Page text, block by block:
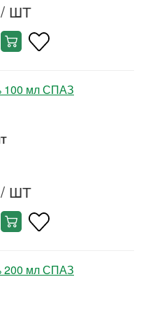
/ ШТ
100 мл СПАЗ
/ ШТ
200 мл СПАЗ